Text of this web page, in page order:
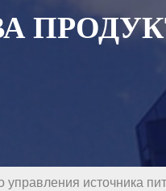
управления источника